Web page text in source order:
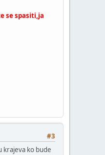
se spasiti,ja
#3
krajeva ko bude